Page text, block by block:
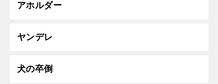
アホルダー
ヤンデレ
犬の卒倒